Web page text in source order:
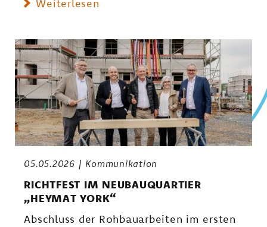
Weiterlesen
05.05.2026 Kommunikation
RICHTFEST IM NEUBAUQUARTIER
„HEYMAT YORK“
Abschluss der Rohbauarbeiten im ersten